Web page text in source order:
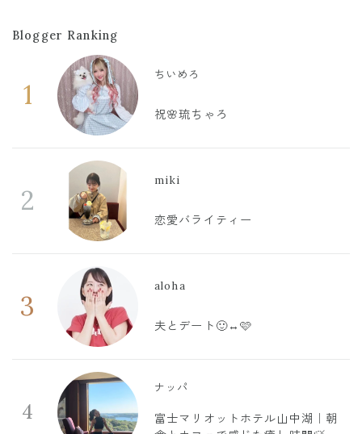
Blogger Ranking
1
ちいめろ
祝🌸琉ちゃろ
2
miki
恋愛バライティー
3
aloha
夫とデート🙂‍↔️🩷
4
ナッパ
富士マリオットホテル山中湖｜朝